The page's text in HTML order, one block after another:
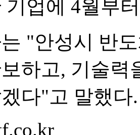
기업에 4월부
"안성시 반
하고, 기술력
다"고 말했다.